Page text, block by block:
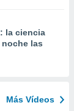
la ciencia
las
Más Vídeos